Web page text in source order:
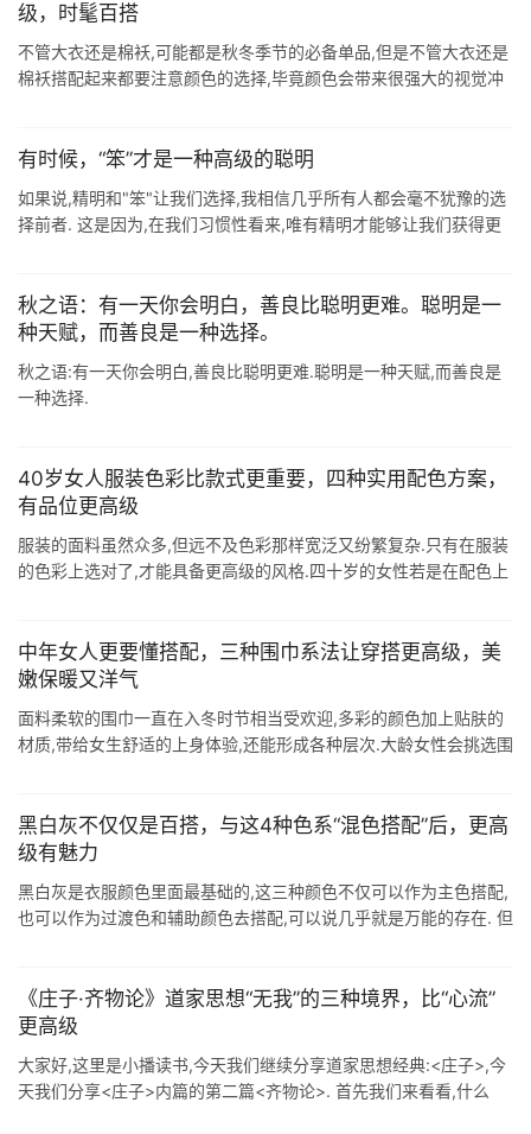
级，时髦百搭
不管大衣还是棉袄,可能都是秋冬季节的必备单品,但是不管大衣还是
棉袄搭配起来都要注意颜色的选择,毕竟颜色会带来很强大的视觉冲
有时候，“笨”才是一种高级的聪明
如果说,精明和"笨"让我们选择,我相信几乎所有人都会毫不犹豫的选
择前者. 这是因为,在我们习惯性看来,唯有精明才能够让我们获得更
秋之语：有一天你会明白，善良比聪明更难。聪明是一
种天赋，而善良是一种选择。
秋之语:有一天你会明白,善良比聪明更难.聪明是一种天赋,而善良是
一种选择.
40岁女人服装色彩比款式更重要，四种实用配色方案，
有品位更高级
服装的面料虽然众多,但远不及色彩那样宽泛又纷繁复杂.只有在服装
的色彩上选对了,才能具备更高级的风格.四十岁的女性若是在配色上
中年女人更要懂搭配，三种围巾系法让穿搭更高级，美
嫩保暖又洋气
面料柔软的围巾一直在入冬时节相当受欢迎,多彩的颜色加上贴肤的
材质,带给女生舒适的上身体验,还能形成各种层次.大龄女性会挑选围
黑白灰不仅仅是百搭，与这4种色系“混色搭配”后，更高
级有魅力
黑白灰是衣服颜色里面最基础的,这三种颜色不仅可以作为主色搭配,
也可以作为过渡色和辅助颜色去搭配,可以说几乎就是万能的存在. 但
《庄子·齐物论》道家思想“无我”的三种境界，比“心流”
更高级
大家好,这里是小播读书,今天我们继续分享道家思想经典:<庄子>,今
天我们分享<庄子>内篇的第二篇<齐物论>. 首先我们来看看,什么